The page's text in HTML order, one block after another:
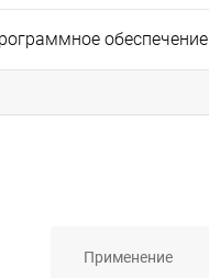
обеспечение
Применение